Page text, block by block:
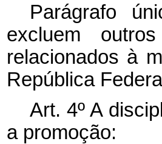
Parágrafo
excluem
relacionados à
República
Art. 4º A
a promoção: